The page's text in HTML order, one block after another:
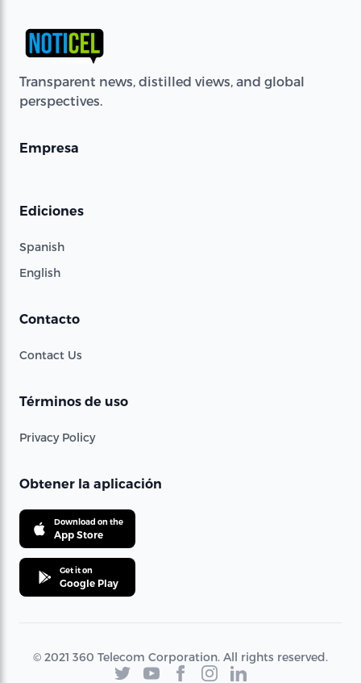
Transparent news, distilled views, and global
perspectives.
Empresa
Ediciones
Spanish
English
Contacto
Contact Us
Términos de uso
Privacy Policy
Obtener la aplicación
Download on the
App Store
Get it on
Google Play
© 2021 360 Telecom Corporation. All rights reserved.